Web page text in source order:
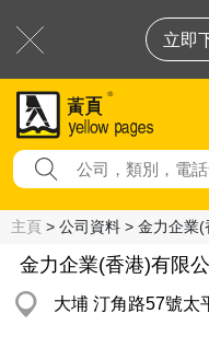
立即
主頁 > 公司資料 > 金力企業(
金力企業(香港)有限公
大埔 汀角路57號太